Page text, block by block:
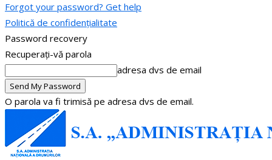
Forgot your password? Get help
Politică de confidențialitate
Password recovery
Recuperați-vă parola
adresa dvs de email
O parola va fi trimisă pe adresa dvs de email.